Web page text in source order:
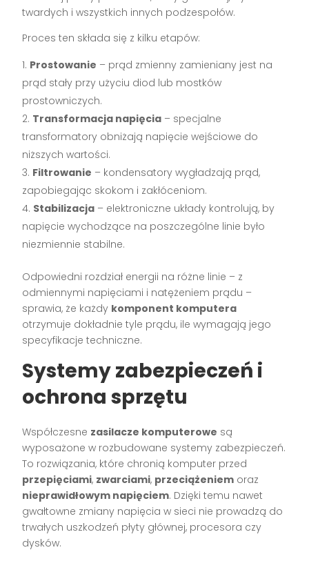
twardych i wszystkich innych podzespołów.
Proces ten składa się z kilku etapów:
Prostowanie – prąd zmienny zamieniany jest na
prąd stały przy użyciu diod lub mostków
prostowniczych.
Transformacja napięcia – specjalne
transformatory obniżają napięcie wejściowe do
niższych wartości.
Filtrowanie – kondensatory wygładzają prąd,
zapobiegając skokom i zakłóceniom.
Stabilizacja – elektroniczne układy kontrolują, by
napięcie wychodzące na poszczególne linie było
niezmiennie stabilne.
Odpowiedni rozdział energii na różne linie – z
odmiennymi napięciami i natężeniem prądu –
sprawia, że każdy komponent komputera
otrzymuje dokładnie tyle prądu, ile wymagają jego
specyfikacje techniczne.
Systemy zabezpieczeń i
ochrona sprzętu
Współczesne zasilacze komputerowe są
wyposażone w rozbudowane systemy zabezpieczeń.
To rozwiązania, które chronią komputer przed
przepięciami, zwarciami, przeciążeniem oraz
nieprawidłowym napięciem. Dzięki temu nawet
gwałtowne zmiany napięcia w sieci nie prowadzą do
trwałych uszkodzeń płyty głównej, procesora czy
dysków.